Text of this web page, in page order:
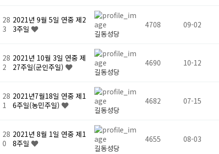
28
3
2021년 9월 5일 연중 제2
3주일
길동성당
4708 09-02
28
2
2021년 10월 3일 연중 제
27주일(군인주일)
길동성당
4690 10-12
28
1
2021년7월18일 연중 제1
6주일(농민주일)
길동성당
4682 07-15
28
0
2021년 8월 1일 연중 제1
8주일
길동성당
4655 08-03